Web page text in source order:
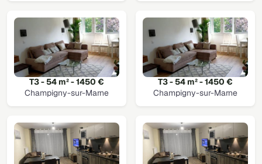
T3 - 54 m² - 1450 €
Champigny-sur-Marne
T3 - 54 m² - 1450 €
Champigny-sur-Marne